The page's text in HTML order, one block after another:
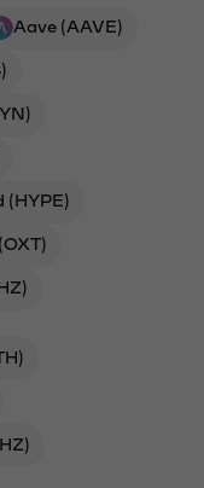
Aave (AAVE)
(HYPE)